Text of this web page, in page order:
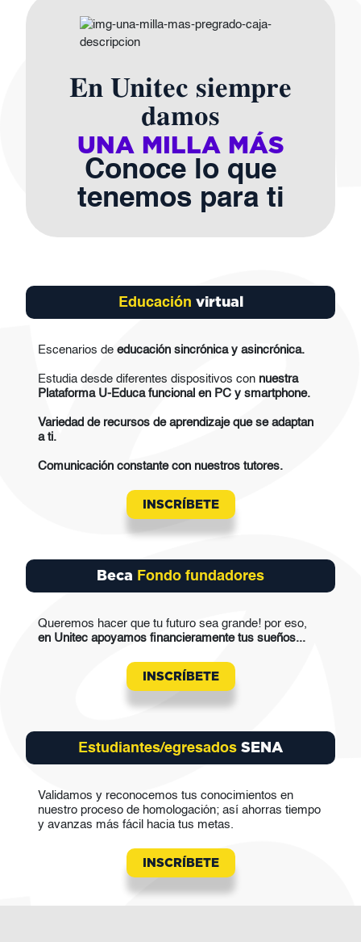
En Unitec siempre
damos
UNA MILLA MÁS
Conoce lo que
tenemos para ti
Educación virtual
Escenarios deeducación sincrónica y asincrónica.
Estudia desde diferentes dispositivos con nuestra
Plataforma U-Educa funcional en PC y smartphone.
Variedad de recursos de aprendizaje que se adaptan
a ti.
Comunicación constante con nuestros tutores.
INSCRÍBETE
Beca Fondo fundadores
Queremos hacer que tu futuro sea grande! por eso,
en Unitec apoyamos financieramente tus sueños...
INSCRÍBETE
Estudiantes/egresados SENA
Validamos y reconocemos tus conocimientos en
nuestro proceso de homologación; así ahorras tiempo
y avanzas más fácil hacia tus metas.
INSCRÍBETE